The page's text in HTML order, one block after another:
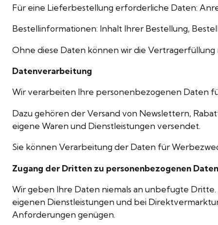
Für eine Lieferbestellung erforderliche Daten:
Bestellinformationen: Inhalt Ihrer Bestellung,
Ohne diese Daten können wir die
Datenverarbeitung
Wir verarbeiten Ihre personenbezogenen Daten
Dazu gehören der Versand von Newslettern,
eigene Waren und Dienstleistungen versendet.
Sie können Verarbeitung der Daten für
Zugang der Dritten zu personenbezogenen
Wir geben Ihre Daten niemals an unbefugte
eigenen Dienstleistungen und bei
Anforderungen genügen.